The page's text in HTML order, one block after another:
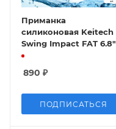
Приманка
силиконовая Keitech
Swing Impact FAT 6.8"
#PAL12 Grape shad
890 ₽
ПОДПИСАТЬСЯ